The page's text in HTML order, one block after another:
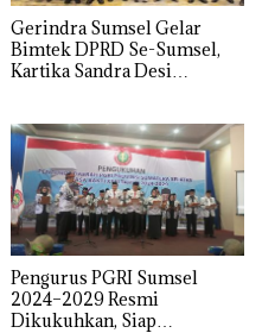
Gerindra Sumsel Gelar
Bimtek DPRD Se-Sumsel,
Kartika Sandra Desi
Pengurus PGRI Sumsel
2024–2029 Resmi
Dikukuhkan, Siap